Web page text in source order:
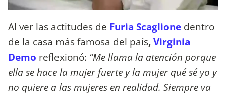
Al ver las actitudes de Furia Scaglione dentro
de la casa más famosa del país,Virginia
Demo reflexionó: “Me llama la atención porque
ella se hace la mujer fuerte y la mujer qué sé yo y
no quiere a las mujeres en realidad. Siempre va